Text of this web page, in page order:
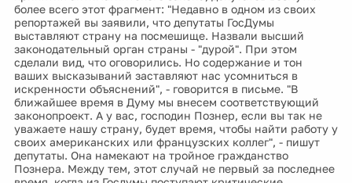
более всего этот фрагмент: "Недавно в одном из своих
репортажей вы заявили, что депутаты ГосДумы
выставляют страну на посмешище. Назвали высший
законодательный орган страны - "дурой". При этом
сделали вид, что оговорились. Но содержание и тон
ваших высказываний заставляют нас усомниться в
искренности объяснений", - говорится в письме. "В
ближайшее время в Думу мы внесем соответствующий
законопроект. А у вас, господин Познер, если вы так не
уважаете нашу страну, будет время, чтобы найти работу у
своих американских или французских коллег", - пишут
депутаты. Она намекают на тройное гражданство
Познера. Между тем, этот случай не первый за последнее